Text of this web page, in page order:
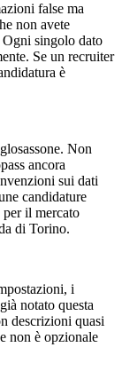
false ma
non avete
singolo dato
Se un recruiter
è
Non
ancora
sui dati
candidature
il mercato
di Torino.
i
notato questa
descrizioni quasi
non è opzionale